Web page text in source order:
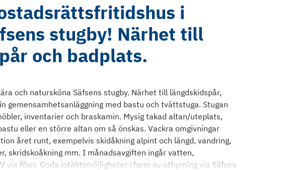
i
stugby! Närhet till
och badplats.
och natursköna Säfsens stugby. Närhet till längdskidspår,
gemensamhetsanläggning med bastu och tvättstuga. Stugan
inventarier och braskamin. Mysig takad altan/uteplats,
eller en större altan om så önskas. Vackra omgivningar
året runt, exempelvis skidåkning alpint och längd, vandring,
skridskoåkning mm. I månadsavgiften ingår vatten,
via fiber. Goda intäktsmöjligheter i form av uthyrning via Säfsen